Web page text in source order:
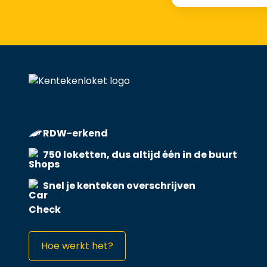
RDW-erkend
750 loketten, dus altijd één in de buurt
Snel je kenteken overschrijven
Hoe werkt het?